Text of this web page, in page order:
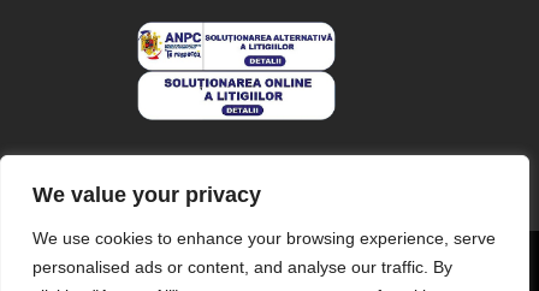
We value your privacy
We use cookies to enhance your browsing experience, serve
personalised ads or content, and analyse our traffic. By
COPYRIGHT © 2004 – 2023
EDITURA ACREDITATĂ CNCS